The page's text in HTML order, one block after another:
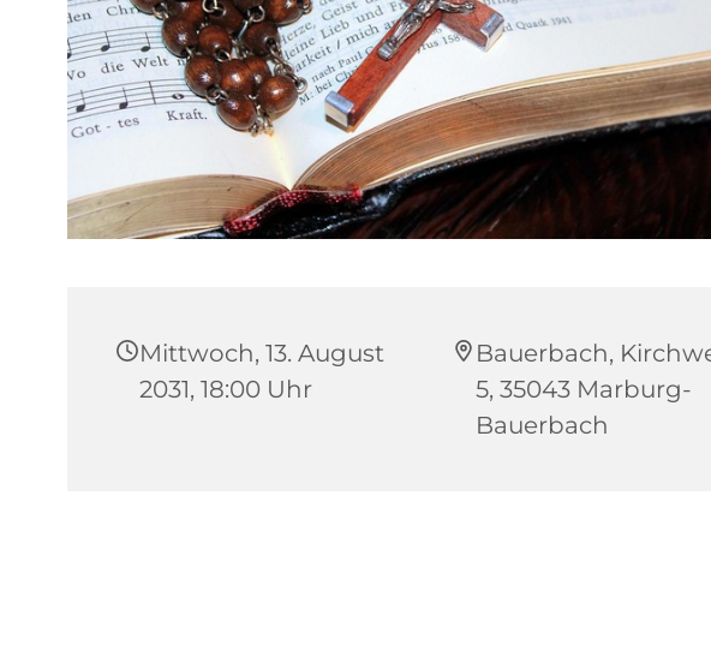
Mittwoch, 13. August
2031, 18:00 Uhr
Bauerbach,
5, 35043 Marburg-
Bauerbach